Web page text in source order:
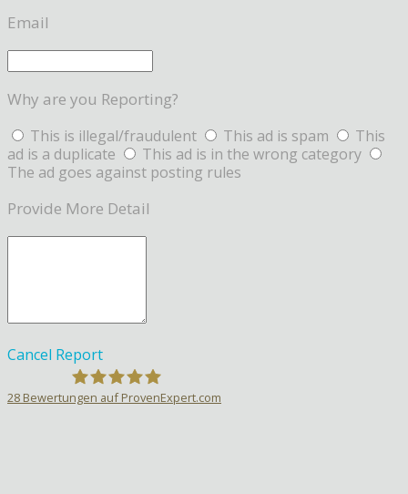
Email
Why are you Reporting?
This is illegal/fraudulent This ad is spam
This
ad is a duplicate
This ad is in the wrong category
The ad goes against posting rules
Provide More Detail
Cancel Report
28 Bewertungen auf ProvenExpert.com